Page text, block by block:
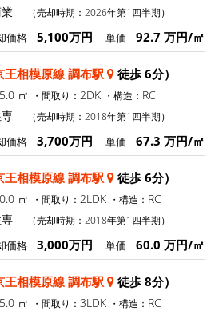
業 （売却時期：2026年第1四半期）
価格 5,100万円 単価 92.7 万円/㎡
王相模原線 調布駅 徒歩 6分）
㎡ ・間取り： 2DK ・構造： RC
専 （売却時期：2018年第1四半期）
価格 3,700万円 単価 67.3 万円/㎡
王相模原線 調布駅 徒歩 6分）
㎡ ・間取り： 2LDK ・構造： RC
専 （売却時期：2018年第1四半期）
価格 3,000万円 単価 60.0 万円/㎡
王相模原線 調布駅 徒歩 8分）
㎡ ・間取り： 3LDK ・構造： RC